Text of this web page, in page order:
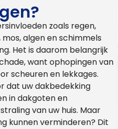
zoals regen,
algen en schimmels
Het is daarom belangrijk
want ophopingen van
scheuren en lekkages.
dat uw dakbedekking
in dakgoten en
van uw huis. Maar
kunnen verminderen? Dit